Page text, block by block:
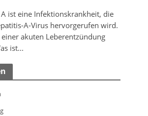
ist eine Infektionskrankheit, die
A-Virus hervorgerufen wird.
akuten Leberentzündung
ist...